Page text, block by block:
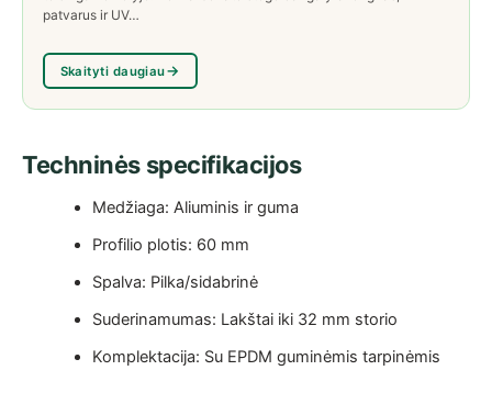
patvarus ir UV…
Skaityti daugiau
Techninės specifikacijos
Medžiaga: Aliuminis ir guma
Profilio plotis: 60 mm
Spalva: Pilka/sidabrinė
Suderinamumas: Lakštai iki 32 mm storio
Komplektacija: Su EPDM guminėmis tarpinėmis